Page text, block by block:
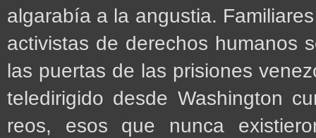
algarabía a la angustia.
activistas de derechos humanos
las puertas de las prisiones
teledirigido desde Washington
reos, esos que nunca